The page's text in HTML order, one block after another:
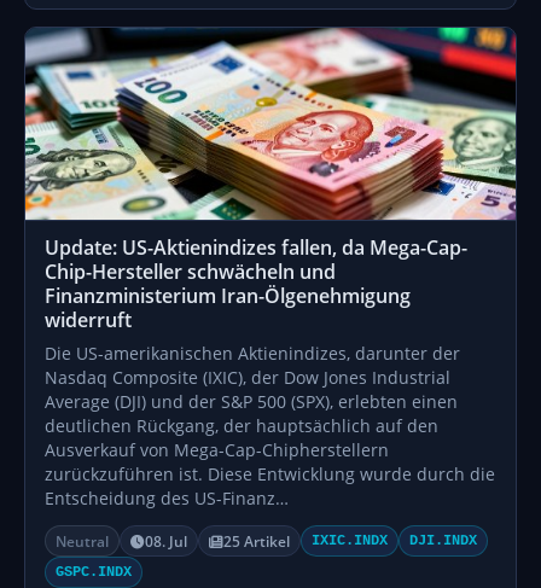
Update: US-Aktienindizes fallen, da Mega-Cap-
Chip-Hersteller schwächeln und
Finanzministerium Iran-Ölgenehmigung
widerruft
Die US-amerikanischen Aktienindizes, darunter der
Nasdaq Composite (IXIC), der Dow Jones Industrial
Average (DJI) und der S&P 500 (SPX), erlebten einen
deutlichen Rückgang, der hauptsächlich auf den
Ausverkauf von Mega-Cap-Chipherstellern
zurückzuführen ist. Diese Entwicklung wurde durch die
Entscheidung des US-Finanz…
Neutral 08. Jul 25 Artikel IXIC.INDX
DJI.INDX
GSPC.INDX